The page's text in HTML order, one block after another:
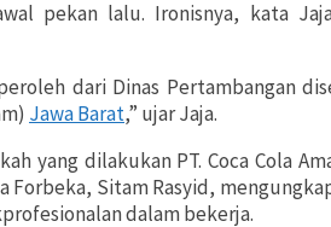
pekan lalu. Ironisnya, kata
dari Dinas Pertambangan
Jawa Barat,” ujar Jaja.
yang dilakukan PT. Coca Cola
Forbeka, Sitam Rasyid,
dalam bekerja.